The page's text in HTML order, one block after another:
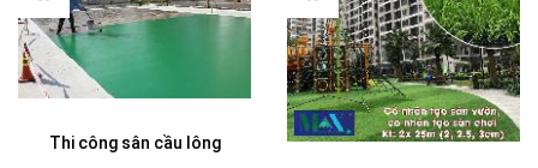
Thi công sân cầu lông